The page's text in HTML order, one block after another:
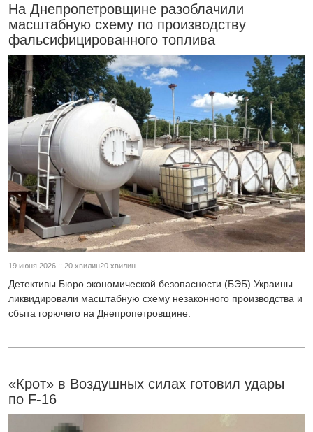
На Днепропетровщине разоблачили
масштабную схему по производству
фальсифицированного топлива
19 июня 2026 :: 20 хвилин20 хвилин
Детективы Бюро экономической безопасности (БЭБ) Украины
ликвидировали масштабную схему незаконного производства и
сбыта горючего на Днепропетровщине.
«Крот» в Воздушных силах готовил удары
по F-16